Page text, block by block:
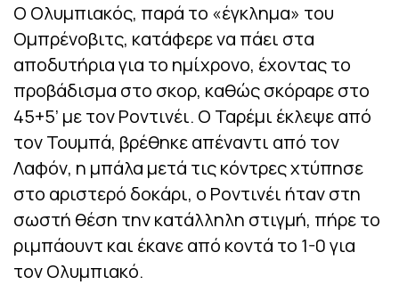
Ο Ολυμπιακός, παρά το «έγκλημα» του
Ομπρένοβιτς, κατάφερε να πάει στα
αποδυτήρια για το ημίχρονο, έχοντας το
προβάδισμα στο σκορ, καθώς σκόραρε στο
45+5’ με τον Ροντινέι. Ο Ταρέμι έκλεψε από
τον Τουμπά, βρέθηκε απέναντι από τον
Λαφόν, η μπάλα μετά τις κόντρες χτύπησε
στο αριστερό δοκάρι, ο Ροντινέι ήταν στη
σωστή θέση την κατάλληλη στιγμή, πήρε το
ριμπάουντ και έκανε από κοντά το 1-0 για
τον Ολυμπιακό.